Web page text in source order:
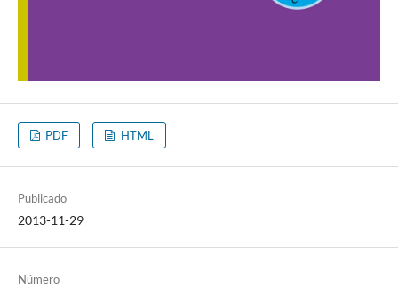
PDF HTML
Publicado
2013-11-29
Número